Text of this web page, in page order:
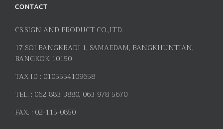
CONTACT
CS.SIGN AND PRODUCT CO.,LTD.
17 SOI BANGKRADI 1, SAMAEDAM, BANGKHUNTIAN,
BANGKOK 10150
TAX ID : 0105554109658
TEL. : 062-883-3880, 063-978-5670
FAX. : 02-115-0850